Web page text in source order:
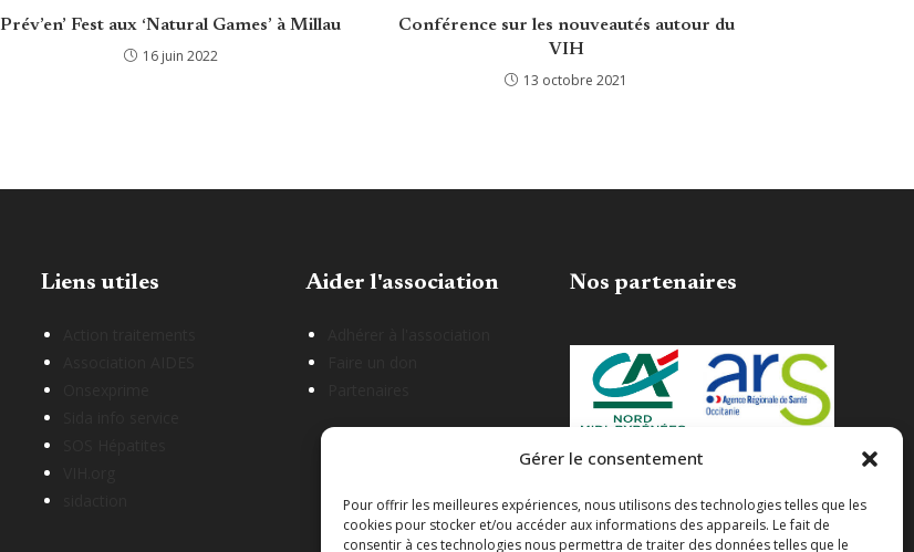
Gérer le consentement
Pour offrir les meilleures expériences, nous utilisons des technologies telles que les
cookies pour stocker et/ou accéder aux informations des appareils. Le fait de
consentir à ces technologies nous permettra de traiter des données telles que le
Prév’en’ Fest aux ‘Natural Games’ à Millau
16 juin 2022
Conférence sur les nouveautés autour du
VIH
13 octobre 2021
Liens utiles Aider l'association Nos partenaires